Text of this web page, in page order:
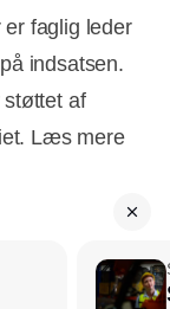
er faglig leder
indsatsen.
støttet af
Læs mere